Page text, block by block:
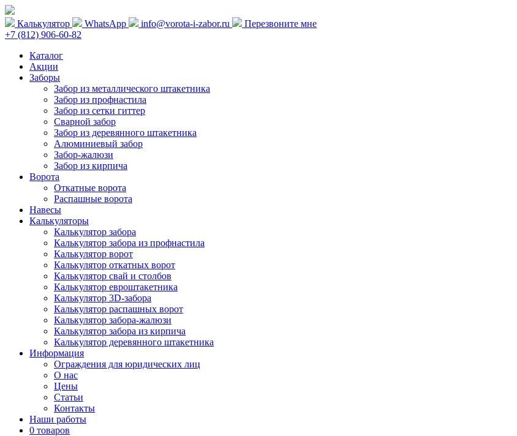
Калькулятор WhatsApp info@vorota-i-zabor.ru
Перезвоните мне
+7 (812) 906-60-82
Каталог
Акции
Заборы
Забор из металлического штакетника
Забор из профнастила
Забор из сетки гиттер
Сварной забор
Забор из деревянного штакетника
Алюминиевый забор
Забор-жалюзи
Забор из кирпича
Ворота
Откатные ворота
Распашные ворота
Навесы
Калькуляторы
Калькулятор забора
Калькулятор забора из профнастила
Калькулятор ворот
Калькулятор откатных ворот
Калькулятор свай и столбов
Калькулятор евроштакетника
Калькулятор 3D-забора
Калькулятор распашных ворот
Калькулятор забора-жалюзи
Калькулятор забора из кирпича
Калькулятор деревянного штакетника
Информация
Ограждения для юридических лиц
О нас
Цены
Статьи
Контакты
Наши работы
0 товаров